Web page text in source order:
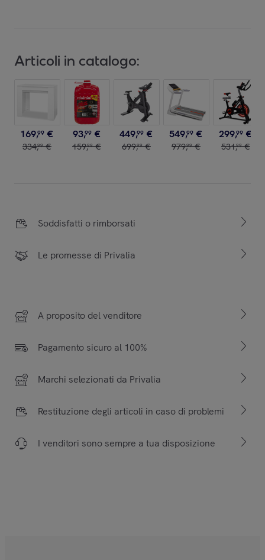
Articoli in catalogo:
169,99 €
334,99 €
93,99 €
159,99 €
449,99 €
699,99 €
549,99 €
979,99 €
299,99 €
531,99 €
Soddisfatti o rimborsati
Le promesse di Privalia
A proposito del venditore
Pagamento sicuro al 100%
Marchi selezionati da Privalia
Restituzione degli articoli in caso di problemi
I venditori sono sempre a tua disposizione